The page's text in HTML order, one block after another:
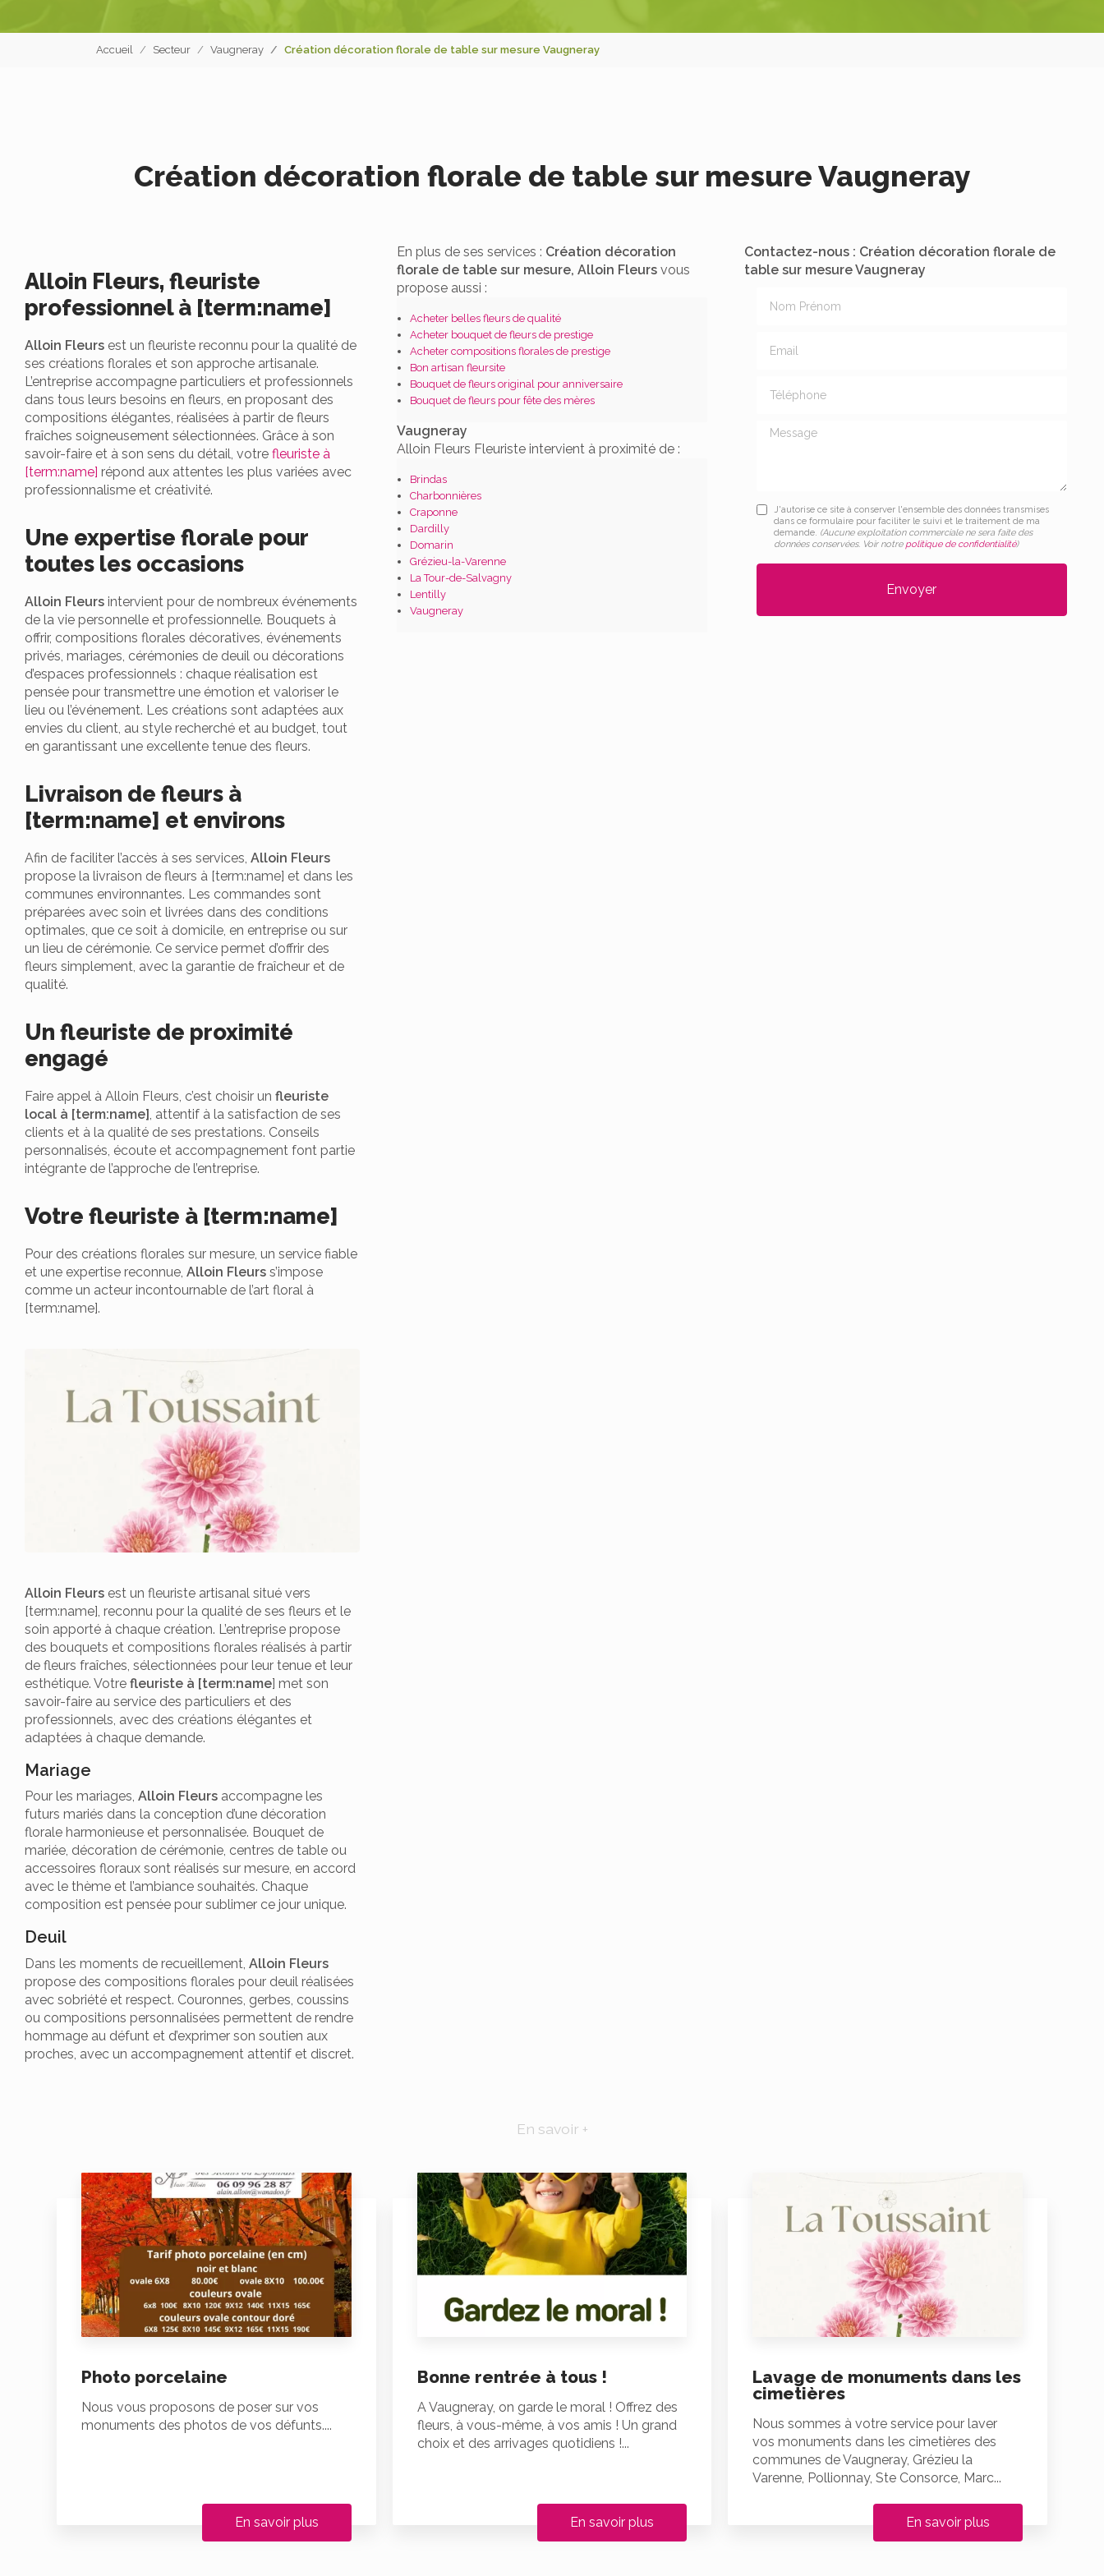
Accueil Secteur Vaugneray Création décoration florale de table sur mesure Vaugneray
Création décoration florale de table sur mesure Vaugneray
Alloin Fleurs, fleuriste
professionnel à [term:name]
Alloin Fleurs est un fleuriste reconnu pour la qualité de
ses créations florales et son approche artisanale.
L’entreprise accompagne particuliers et professionnels
dans tous leurs besoins en fleurs, en proposant des
compositions élégantes, réalisées à partir de fleurs
fraîches soigneusement sélectionnées. Grâce à son
savoir-faire et à son sens du détail, votre fleuriste à
[term:name] répond aux attentes les plus variées avec
professionnalisme et créativité.
Une expertise florale pour
toutes les occasions
Alloin Fleurs intervient pour de nombreux événements
de la vie personnelle et professionnelle. Bouquets à
offrir, compositions florales décoratives, événements
privés, mariages, cérémonies de deuil ou décorations
d’espaces professionnels : chaque réalisation est
pensée pour transmettre une émotion et valoriser le
lieu ou l’événement. Les créations sont adaptées aux
envies du client, au style recherché et au budget, tout
en garantissant une excellente tenue des fleurs.
Livraison de fleurs à
[term:name] et environs
Afin de faciliter l’accès à ses services, Alloin Fleurs
propose la livraison de fleurs à [term:name] et dans les
communes environnantes. Les commandes sont
préparées avec soin et livrées dans des conditions
optimales, que ce soit à domicile, en entreprise ou sur
un lieu de cérémonie. Ce service permet d’offrir des
fleurs simplement, avec la garantie de fraîcheur et de
qualité.
Un fleuriste de proximité
engagé
Faire appel à Alloin Fleurs, c’est choisir un fleuriste
local à [term:name], attentif à la satisfaction de ses
clients et à la qualité de ses prestations. Conseils
personnalisés, écoute et accompagnement font partie
intégrante de l’approche de l’entreprise.
Votre fleuriste à [term:name]
Pour des créations florales sur mesure, un service fiable
et une expertise reconnue, Alloin Fleurs s’impose
comme un acteur incontournable de l’art floral à
[term:name].
Alloin Fleurs est un fleuriste artisanal situé vers
[term:name], reconnu pour la qualité de ses fleurs et le
soin apporté à chaque création. L’entreprise propose
des bouquets et compositions florales réalisés à partir
de fleurs fraîches, sélectionnées pour leur tenue et leur
esthétique. Votre fleuriste à [term:name] met son
savoir-faire au service des particuliers et des
professionnels, avec des créations élégantes et
adaptées à chaque demande.
Mariage
Pour les mariages, Alloin Fleurs accompagne les
futurs mariés dans la conception d’une décoration
florale harmonieuse et personnalisée. Bouquet de
mariée, décoration de cérémonie, centres de table ou
accessoires floraux sont réalisés sur mesure, en accord
avec le thème et l’ambiance souhaités. Chaque
composition est pensée pour sublimer ce jour unique.
Deuil
Dans les moments de recueillement, Alloin Fleurs
propose des compositions florales pour deuil réalisées
avec sobriété et respect. Couronnes, gerbes, coussins
ou compositions personnalisées permettent de rendre
hommage au défunt et d’exprimer son soutien aux
proches, avec un accompagnement attentif et discret.
En plus de ses services : Création décoration
florale de table sur mesure, Alloin Fleursvous
propose aussi :
Acheter belles fleurs de qualité
Acheter bouquet de fleurs de prestige
Acheter compositions florales de prestige
Bon artisan fleursite
Bouquet de fleurs original pour anniversaire
Bouquet de fleurs pour fête des mères
Vaugneray
Alloin Fleurs Fleuriste intervient à proximité de :
Brindas
Charbonnières
Craponne
Dardilly
Domarin
Grézieu-la-Varenne
La Tour-de-Salvagny
Lentilly
Vaugneray
Contactez-nous : Création décoration florale de
table sur mesure Vaugneray
Message
J'autorise ce site à conserver l'ensemble des données transmises
dans ce formulaire pour faciliter le suivi et le traitement de ma
demande. (Aucune exploitation commerciale ne sera faite des
données conservées. Voir notre politique de confidentialité)
En savoir +
Photo porcelaine
Nous vous proposons de poser sur vos
monuments des photos de vos défunts....
En savoir plus
Bonne rentrée à tous !
A Vaugneray, on garde le moral ! Offrez des
fleurs, à vous-même, à vos amis ! Un grand
choix et des arrivages quotidiens !...
En savoir plus
Lavage de monuments dans les
cimetières
Nous sommes à votre service pour laver
vos monuments dans les cimetières des
communes de Vaugneray, Grézieu la
Varenne, Pollionnay, Ste Consorce, Marc...
En savoir plus